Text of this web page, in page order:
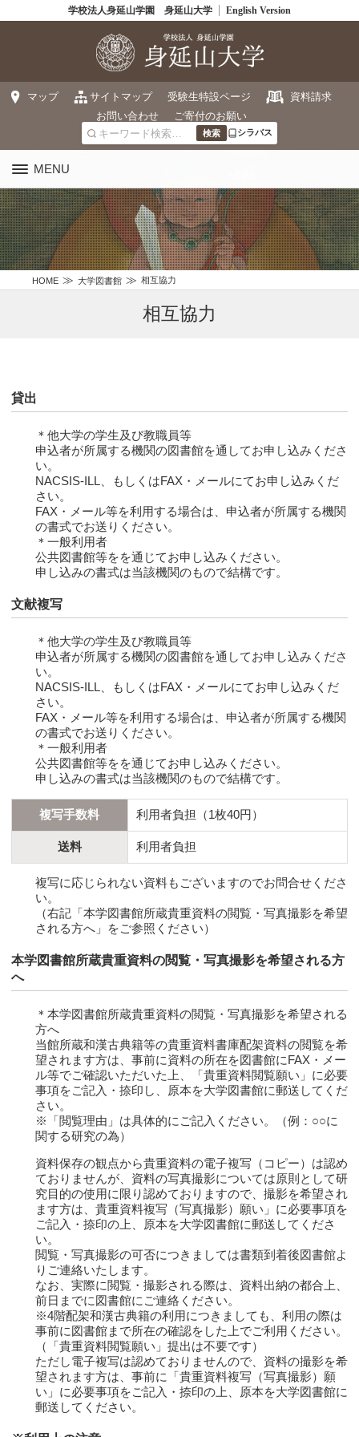
学校法人身延山学園 身延山大学 English Version
マップ サイトマップ 受験生特設ページ
資料請求
お問い合わせ
ご寄付のお願い
シラバス
MENU
HOME 大学図書館 相互協力
相互協力
貸出
＊他大学の学生及び教職員等
申込者が所属する機関の図書館を通してお申し込みくださ
い。
NACSIS-ILL、もしくはFAX・メールにてお申し込みくだ
さい。
FAX・メール等を利用する場合は、申込者が所属する機関
の書式でお送りください。
＊一般利用者
公共図書館等をを通じてお申し込みください。
申し込みの書式は当該機関のもので結構です。
文献複写
＊他大学の学生及び教職員等
申込者が所属する機関の図書館を通してお申し込みくださ
い。
NACSIS-ILL、もしくはFAX・メールにてお申し込みくだ
さい。
FAX・メール等を利用する場合は、申込者が所属する機関
の書式でお送りください。
＊一般利用者
公共図書館等をを通じてお申し込みください。
申し込みの書式は当該機関のもので結構です。
複写手数料 利用者負担（1枚40円）
送料 利用者負担
複写に応じられない資料もございますのでお問合せくださ
い。
（右記「本学図書館所蔵貴重資料の閲覧・写真撮影を希望
される方へ」をご参照ください）
本学図書館所蔵貴重資料の閲覧・写真撮影を希望される方
へ
＊本学図書館所蔵貴重資料の閲覧・写真撮影を希望される
方へ
当館所蔵和漢古典籍等の貴重資料書庫配架資料の閲覧を希
望されます方は、事前に資料の所在を図書館にFAX・メー
ル等でご確認いただいた上、「貴重資料閲覧願い」に必要
事項をご記入・捺印し、原本を大学図書館に郵送してくだ
さい。
※「閲覧理由」は具体的にご記入ください。（例：○○に
関する研究の為）
資料保存の観点から貴重資料の電子複写（コピー）は認め
ておりませんが、資料の写真撮影については原則として研
究目的の使用に限り認めておりますので、撮影を希望され
ます方は、貴重資料複写（写真撮影）願い」に必要事項を
ご記入・捺印の上、原本を大学図書館に郵送してくださ
い。
閲覧・写真撮影の可否につきましては書類到着後図書館よ
りご連絡いたします。
なお、実際に閲覧・撮影される際は、資料出納の都合上、
前日までに図書館にご連絡ください。
※4階配架和漢古典籍の利用につきましても、利用の際は
事前に図書館まで所在の確認をした上でご利用ください。
（「貴重資料閲覧願い」提出は不要です）
ただし電子複写は認めておりませんので、資料の撮影を希
望されます方は、事前に「貴重資料複写（写真撮影）願
い」に必要事項をご記入・捺印の上、原本を大学図書館に
郵送してください。